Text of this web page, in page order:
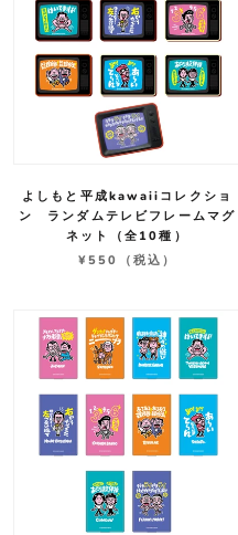
よしもと平成kawaiiコレクショ
ン ランダムテレビフレームマグ
ネット（全10種）
¥550
（税込）